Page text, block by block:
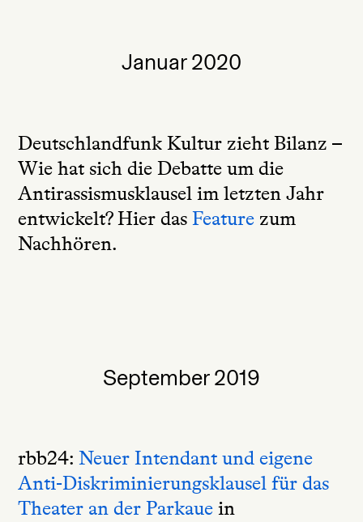
Januar 2020
Deutschlandfunk Kultur zieht Bilanz –
Wie hat sich die Debatte um die
Antirassismusklausel im letzten Jahr
entwickelt? Hier dasFeature zum
Nachhören.
September 2019
rbb24:Neuer Intendant und eigene
Anti-Diskriminierungsklausel für das
Theater an der Parkaue in